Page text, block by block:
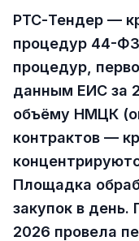
РТС-Тендер —
процедур 44-
процедур,
данным ЕИС за
объёму НМЦК
контрактов —
Площадка
закупок в день.
2026 провела